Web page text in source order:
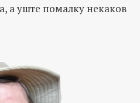
а уште помалку некаков